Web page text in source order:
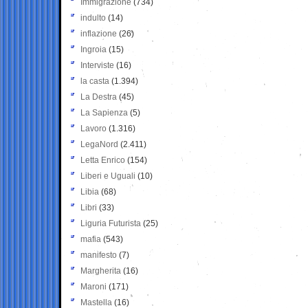
Immigrazione (734)
indulto (14)
inflazione (26)
Ingroia (15)
Interviste (16)
la casta (1.394)
La Destra (45)
La Sapienza (5)
Lavoro (1.316)
LegaNord (2.411)
Letta Enrico (154)
Liberi e Uguali (10)
Libia (68)
Libri (33)
Liguria Futurista (25)
mafia (543)
manifesto (7)
Margherita (16)
Maroni (171)
Mastella (16)